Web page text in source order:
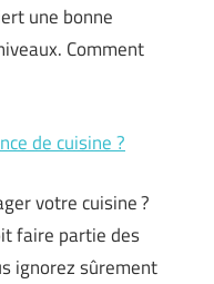
une bonne
Comment
de cuisine ?
votre cuisine ?
faire partie des
ignorez sûrement